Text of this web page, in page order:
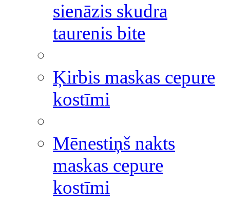
sienāzis skudra
taurenis bite
Ķirbis maskas cepure
kostīmi
Mēnestiņš nakts
maskas cepure
kostīmi